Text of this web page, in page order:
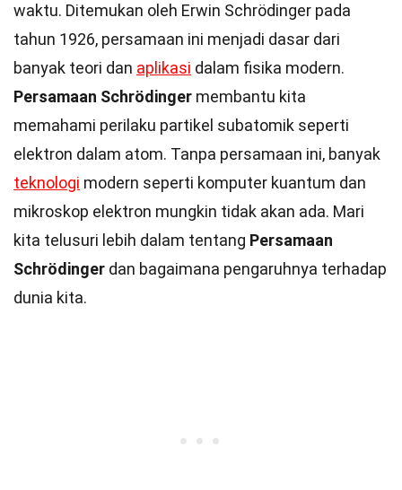
waktu. Ditemukan oleh Erwin Schrödinger pada
tahun 1926, persamaan ini menjadi dasar dari
banyak teori dan aplikasi dalam fisika modern.
Persamaan Schrödinger membantu kita
memahami perilaku partikel subatomik seperti
elektron dalam atom. Tanpa persamaan ini, banyak
teknologi modern seperti komputer kuantum dan
mikroskop elektron mungkin tidak akan ada. Mari
kita telusuri lebih dalam tentang Persamaan
Schrödinger dan bagaimana pengaruhnya terhadap
dunia kita.